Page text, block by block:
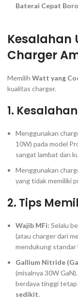
Baterai Cepat
Kesalahan
Charger
Memilih Watt yang
kualitas charger.
1.
Menggunakan
10W) pada model
sangat lambat dan
Menggunakan
yang tidak memiliki
2. Tips
Wajib MFi: Selalu
(atau chargerdari
mendukung standar
Gallium Nitride
(misalnya 30W
berdaya tinggi tetap
sedikit.